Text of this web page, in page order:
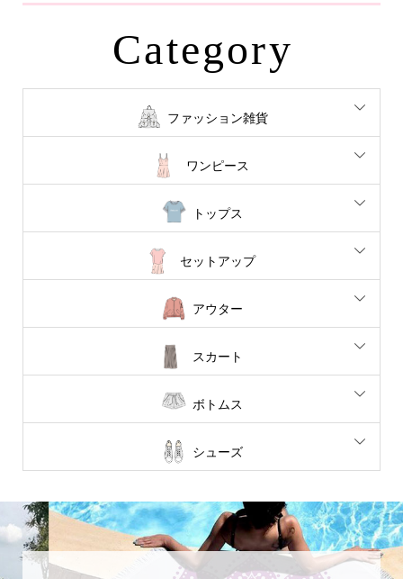
Category
ファッション雑貨
ワンピース
トップス
セットアップ
アウター
スカート
ボトムス
シューズ